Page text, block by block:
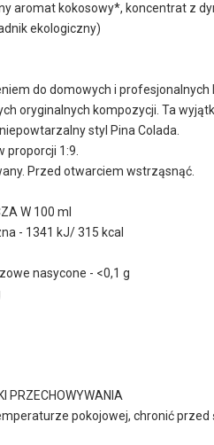
aromat kokosowy*, koncentrat z
ekologiczny)
do domowych i profesjonalnych
oryginalnych kompozycji. Ta
styl Pina Colada.
proporcji 1:9.
Przed otwarciem wstrząsnąć.
W 100 ml
- 1341 kJ/ 315 kcal
nasycone - <0,1 g
PRZECHOWYWANIA
pokojowej, chronić przed